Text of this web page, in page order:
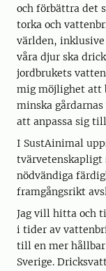
och förbättra det
torka och
världen, inklusive
våra djur ska
jordbrukets
mig möjlighet att
minska
att anpassa sig
I SustAinimal
tvärvetenskapligt
nödvändiga
framgångsrikt
Jag vill hitta och
i tider av
till en mer
Sverige.